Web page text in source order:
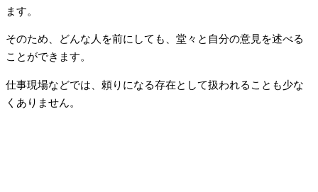
ます。
そのため、どんな人を前にしても、堂々と自分の意見を述べる
ことができます。
仕事現場などでは、頼りになる存在として扱われることも少な
くありません。